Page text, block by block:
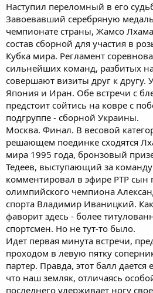
Наступил переломный в его
Завоевавший серебряную
чемпионате страны, Жамсо
состав сборной для участия в
Кубка мира. Регламент
сильнейших команд, разбитых
совершают визиты друг к другу.
Япония и Иран. Обе встречи с
предстоит сойтись на ковре с
подгруппе - сборной Украины.
Москва. Финал. В весовой
решающем поединке сходятся
мира 1995 года, бронзовый
Тедеев, выступающий за
комментировал в эфире РТР сын
олимпийского чемпиона
спорта Владимир Иваницкий.
фаворит здесь - более
спортсмен. Но не тут-то было.
Идет первая минута встречи,
проходом в левую пятку
партер. Правда, этот балл
что наш земляк, отличаясь
последнего удерживает ногу